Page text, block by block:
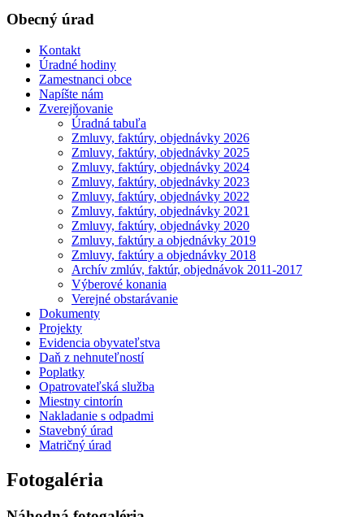
Obecný úrad
Kontakt
Úradné hodiny
Zamestnanci obce
Napíšte nám
Zverejňovanie
Úradná tabuľa
Zmluvy, faktúry, objednávky 2026
Zmluvy, faktúry, objednávky 2025
Zmluvy, faktúry, objednávky 2024
Zmluvy, faktúry, objednávky 2023
Zmluvy, faktúry, objednávky 2022
Zmluvy, faktúry, objednávky 2021
Zmluvy, faktúry, objednávky 2020
Zmluvy, faktúry a objednávky 2019
Zmluvy, faktúry a objednávky 2018
Archív zmlúv, faktúr, objednávok 2011-2017
Výberové konania
Verejné obstarávanie
Dokumenty
Projekty
Evidencia obyvateľstva
Daň z nehnuteľností
Poplatky
Opatrovateľská služba
Miestny cintorín
Nakladanie s odpadmi
Stavebný úrad
Matričný úrad
Fotogaléria